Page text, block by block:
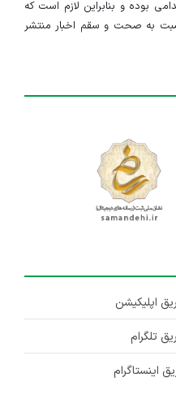
بوده و بنابراین لازم است که
به صحت و سقم اخبار منتشر
اپلیکیشن
تلگرام
اینستاگرام